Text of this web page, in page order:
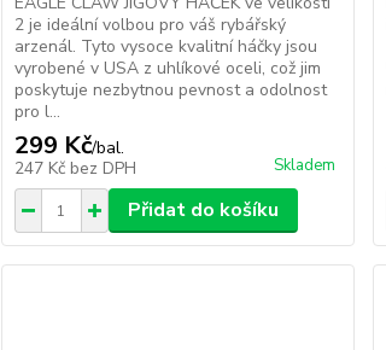
2 je ideální volbou pro váš rybářský
arzenál. Tyto vysoce kvalitní háčky jsou
vyrobené v USA z uhlíkové oceli, což jim
poskytuje nezbytnou pevnost a odolnost
pro l...
299 Kč/bal.
247 Kč bez DPH Skladem
Přidat do košíku